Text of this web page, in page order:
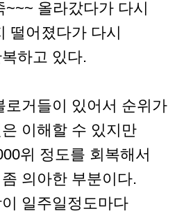
~~~ 올라갔다가 다시
떨어졌다가 다시
하고 있다.
로거들이 있어서 순위가
이해할 수 있지만
위 정도를 회복해서
의아한 부분이다.
일주일정도마다